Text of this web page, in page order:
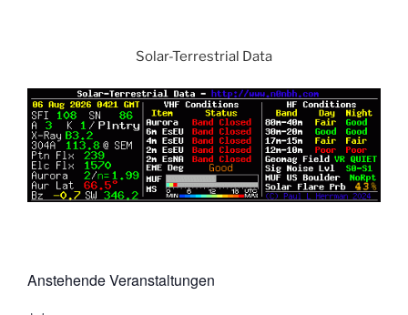
Solar-Terrestrial Data
Anstehende Veranstaltungen